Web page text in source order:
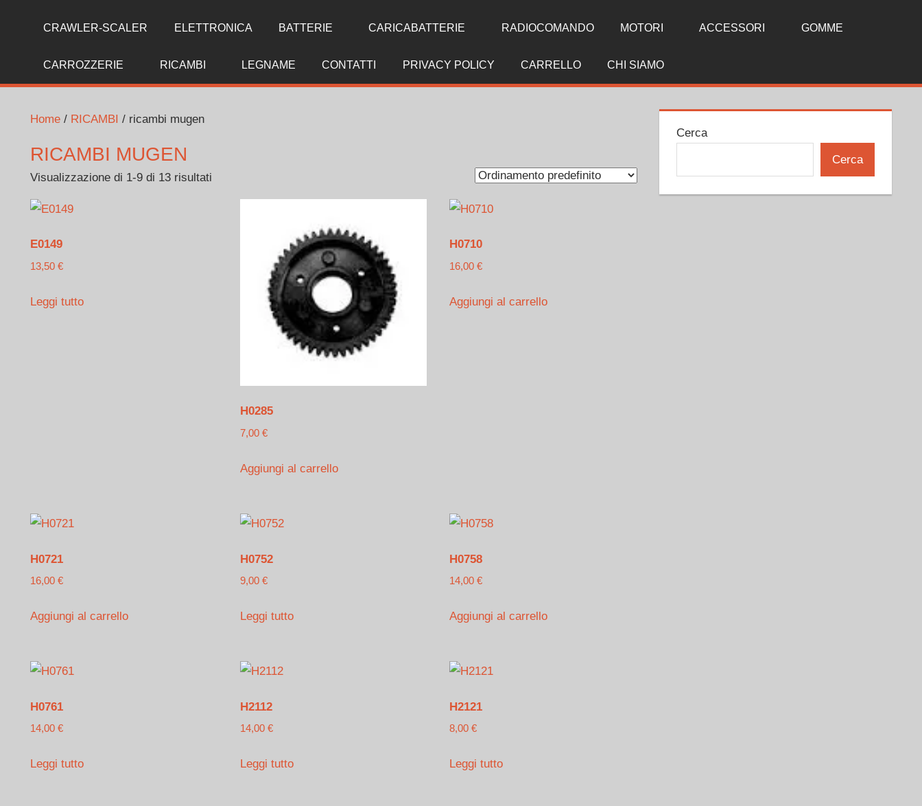
CRAWLER-SCALER ELETTRONICA BATTERIE CARICABATTERIE RADIOCOMANDO MOTORI ACCESSORI GOMME
CARROZZERIE RICAMBI LEGNAME CONTATTI PRIVACY POLICY CARRELLO CHI SIAMO
Home / RICAMBI / ricambi mugen
RICAMBI MUGEN
Visualizzazione di 1-9 di 13 risultati
E0149
13,50 €
Leggi tutto
H0285
7,00 €
Aggiungi al carrello
H0710
16,00€
Aggiungi al carrello
H0721
16,00 €
Aggiungi al carrello
H0752
9,00 €
Leggi tutto
H0758
14,00€
Aggiungi al carrello
H0761
14,00 €
Leggi tutto
H2112
14,00 €
Leggi tutto
H2121
8,00€
Leggi tutto
Cerca
Cerca